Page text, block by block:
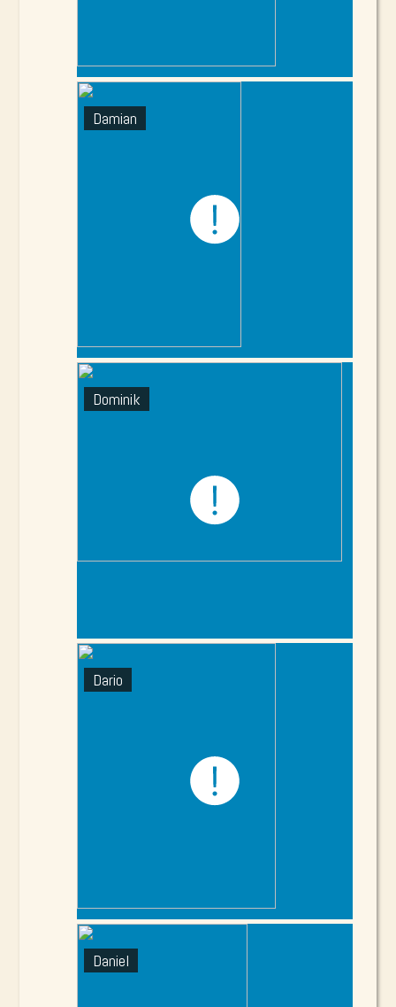
Damian
Dominik
Dario
Daniel